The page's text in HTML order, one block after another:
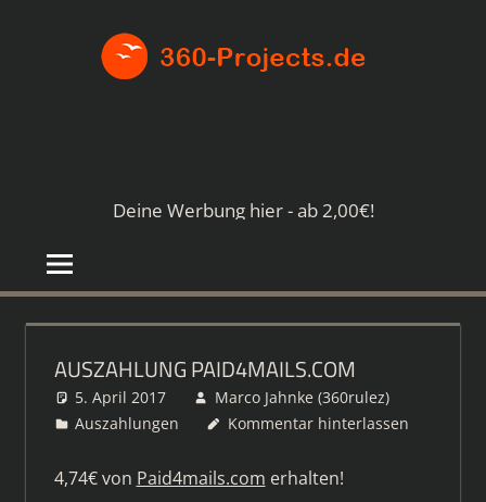
Deine Werbung hier - ab 2,00€!
AUSZAHLUNG PAID4MAILS.COM
5. April 2017
Marco Jahnke (360rulez)
Auszahlungen
Kommentar hinterlassen
4,74€ von Paid4mails.com erhalten!